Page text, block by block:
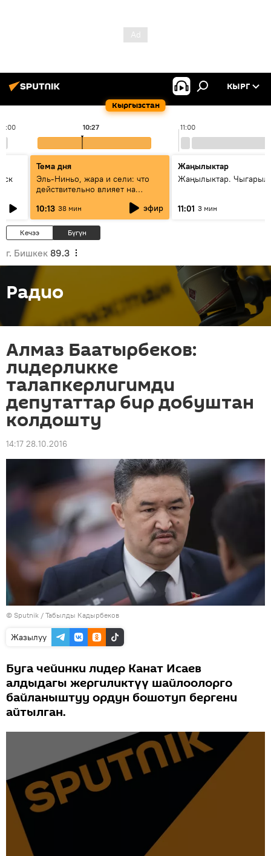
Кыргызстан
КЫРГ
11:00
10:27
Тема дня
Эль-Ниньо, жара и сели: что
действительно влияет на
10:13 38 мин эфир
Жаңылыктар
Жаңылыктар.
11:01 3 мин
Кечээ Бүгүн
г. Бишкек 89.3
Радио
Алмаз Баатырбеков:
лидерликке
талапкерлигимди
депутаттар бир добуштан
колдошту
14:17 28.10.2016
© Sputnik / Табылды Кадырбеков
Жазылуу
Буга чейинки лидер Канат Исаев
алдыдагы жергиликтүү шайлоолорго
байланыштуу ордун бошотуп бергени
айтылган.